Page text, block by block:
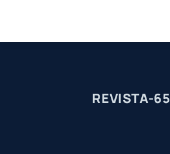
content
REVISTA-65